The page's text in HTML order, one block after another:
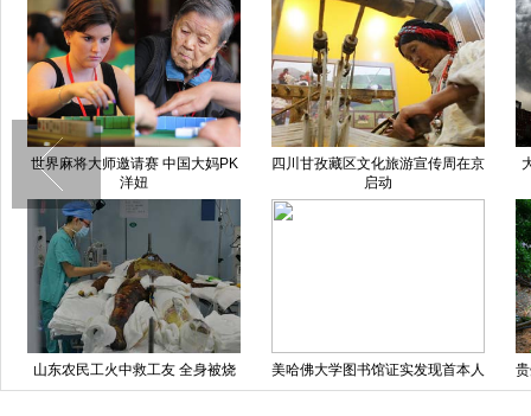
世界麻将大师邀请赛 中国大妈PK
洋妞
四川甘孜藏区文化旅游宣传周在京
启动
山东农民工火中救工友 全身被烧
伤99%
美哈佛大学图书馆证实发现首本人
皮书 皮肤来自女人背部